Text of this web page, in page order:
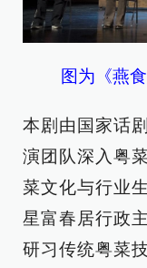
图为《燕
本剧由国家话
演团队深入粤
菜文化与行业
星富春居行政
研习传统粤菜